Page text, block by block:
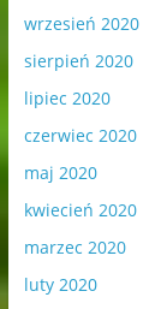
wrzesień 2020
sierpień 2020
lipiec 2020
czerwiec 2020
maj 2020
kwiecień 2020
marzec 2020
luty 2020